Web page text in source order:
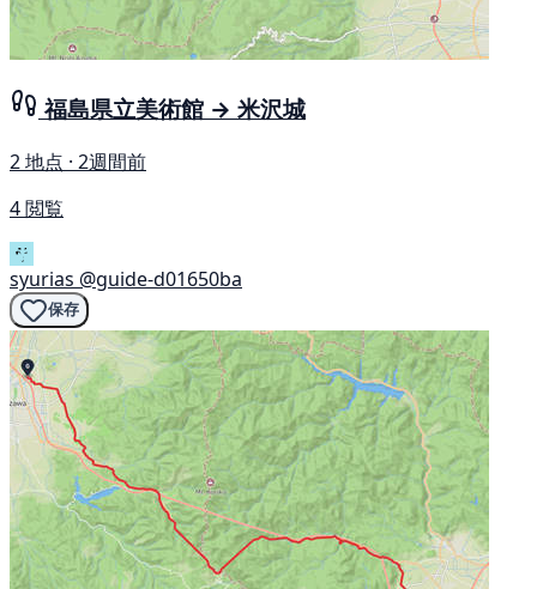
福島県立美術館 → 米沢城
2 地点 · 2週間前
4 閲覧
syurias @guide-d01650ba
保存